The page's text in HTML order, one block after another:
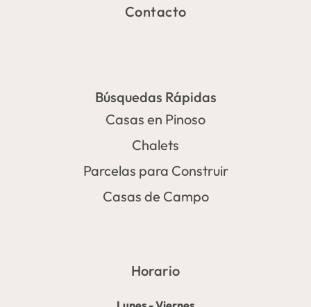
Contacto
Búsquedas Rápidas
Casas en Pinoso
Chalets
Parcelas para Construir
Casas de Campo
Horario